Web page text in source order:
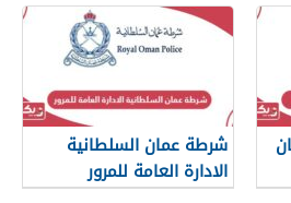
شرطة عمان السلطانية
الادارة العامة للمرور